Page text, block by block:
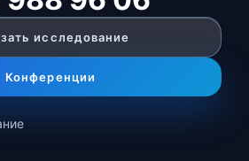
исследование
Конференции